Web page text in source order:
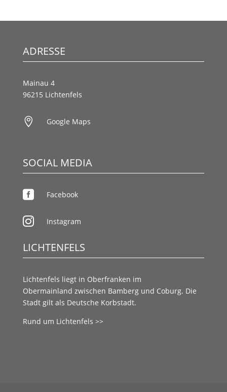
ADRESSE
Mainau 4
96215 Lichtenfels
 Google Maps
SOCIAL MEDIA
 Facebook
 Instagram
LICHTENFELS
Lichtenfels liegt in Oberfranken im
Obermainland zwischen Bambergund Coburg. Die
Stadt gilt als Deutsche Korbstadt.
Rund um Lichtenfels >>